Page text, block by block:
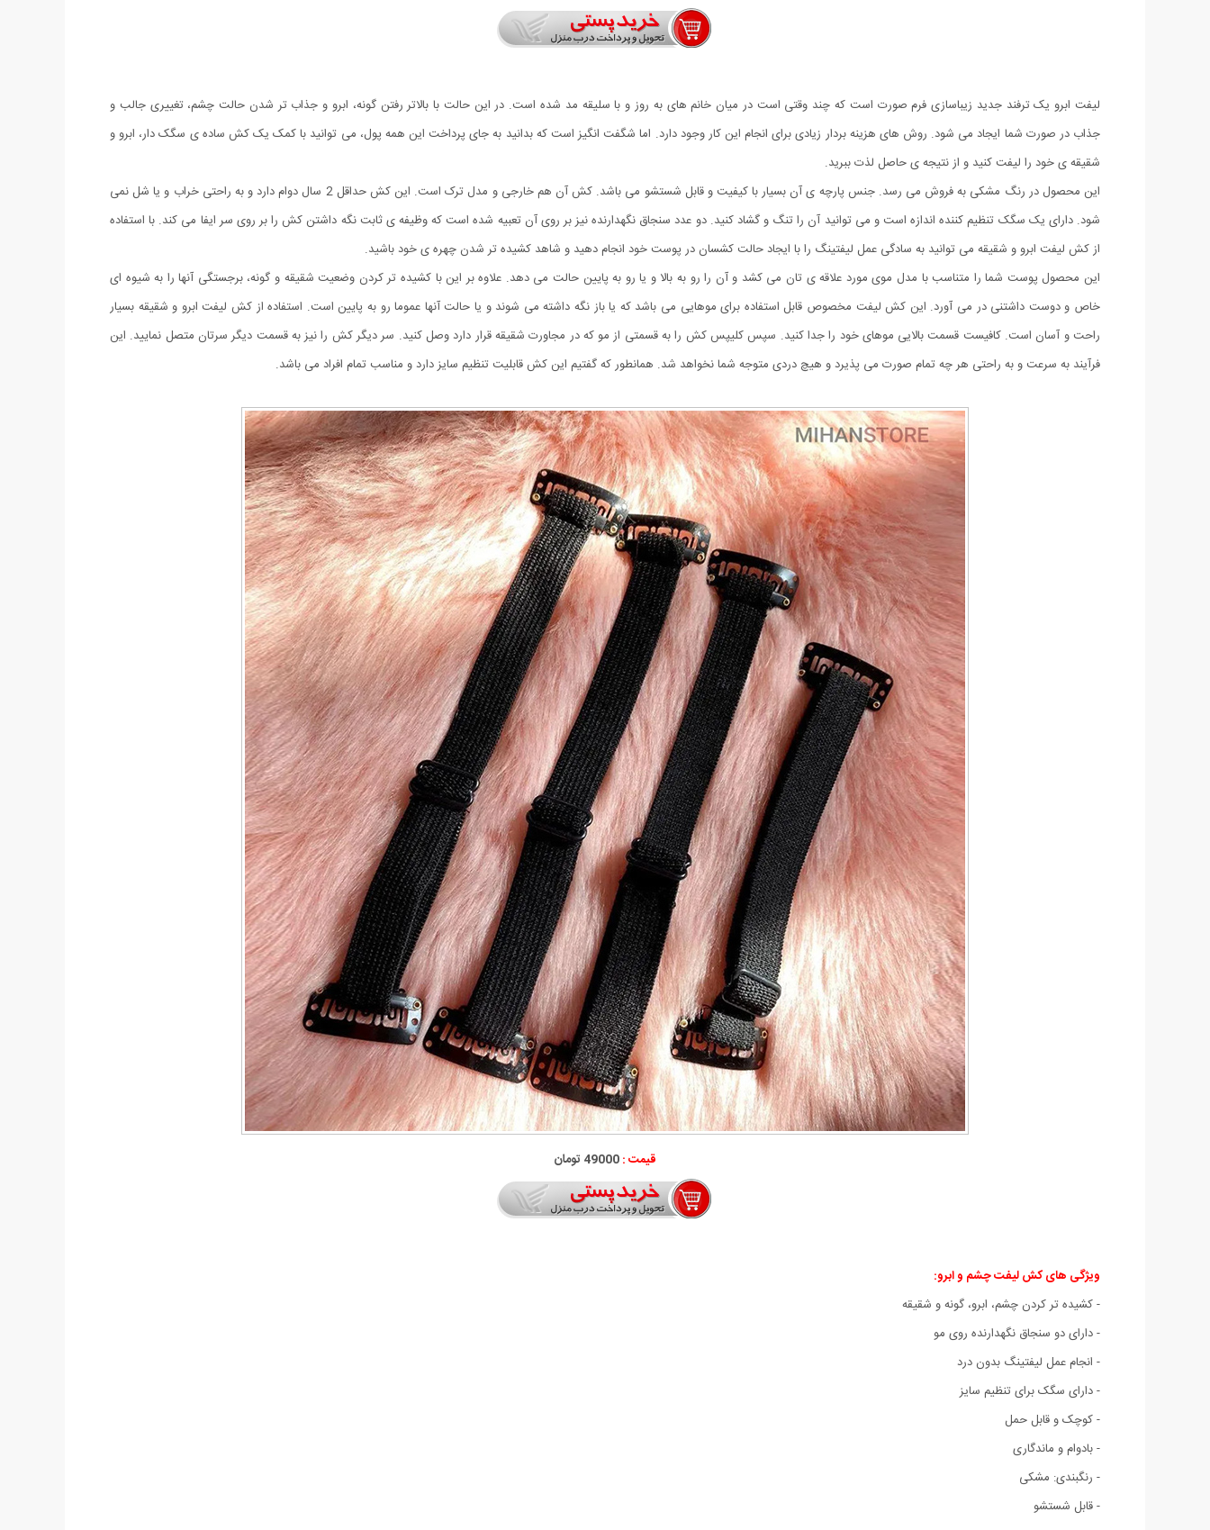
لیفت ابرو یک ترفند جدید زیباسازی فرم صورت است که چند وقتی است در میان خانم های به روز و با سلیقه مد شده است. در این حالت با بالاتر رفتن گونه، ابرو و جذاب تر شدن حالت چشم، تغییری جالب و
جذاب در صورت شما ایجاد می شود. روش های هزینه بردار زیادی برای انجام این کار وجود دارد. اما شگفت انگیز است که بدانید به جای پرداخت این همه پول، می توانید با کمک یک کش ساده ی سگک دار، ابرو و
شقیقه ی خود را لیفت کنید و از نتیجه ی حاصل لذت ببرید.
این محصول در رنگ مشکی به فروش می رسد. جنس پارچه ی آن بسیار با کیفیت و قابل شستشو می باشد. کش آن هم خارجی و مدل ترک است. این کش حداقل 2 سال دوام دارد و به راحتی خراب و یا شل نمی
شود. دارای یک سگک تنظیم کننده اندازه است و می توانید آن را تنگ و گشاد کنید. دو عدد سنجاق نگهدارنده نیز بر روی آن تعبیه شده است که وظیفه ی ثابت نگه داشتن کش را بر روی سر ایفا می کند. با استفاده
از کش لیفت ابرو و شقیقه می توانید به سادگی عمل لیفتینگ را با ایجاد حالت کشسان در پوست خود انجام دهید و شاهد کشیده تر شدن چهره ی خود باشید.
این محصول پوست شما را متناسب با مدل موی مورد علاقه ی تان می کشد و آن را رو به بالا و یا رو به پایین حالت می دهد. علاوه بر این با کشیده تر کردن وضعیت شقیقه و گونه، برجستگی آنها را به شیوه ای
خاص و دوست داشتنی در می آورد. این کش لیفت مخصوص قابل استفاده برای موهایی می باشد که یا باز نگه داشته می شوند و یا حالت آنها عموما رو به پایین است. استفاده از کش لیفت ابرو و شقیقه بسیار
راحت و آسان است. کافیست قسمت بالایی موهای خود را جدا کنید. سپس کلیپس کش را به قسمتی از مو که در مجاورت شقیقه قرار دارد وصل کنید. سر دیگر کش را نیز به قسمت دیگر سرتان متصل نمایید. این
فرآیند به سرعت و به راحتی هر چه تمام صورت می پذیرد و هیچ دردی متوجه شما نخواهد شد. همانطور که گفتیم این کش قابلیت تنظیم سایز دارد و مناسب تمام افراد می باشد.
قیمت :49000 تومان
ویژگی های کش لیفت چشم و ابرو:
- کشیده تر کردن چشم، ابرو، گونه و شقیقه
- دارای دو سنجاق نگهدارنده روی مو
- انجام عمل لیفتینگ بدون درد
- دارای سگک برای تنظیم سایز
- کوچک و قابل حمل
- بادوام و ماندگاری
- رنگبندی: مشکی
- قابل شستشو